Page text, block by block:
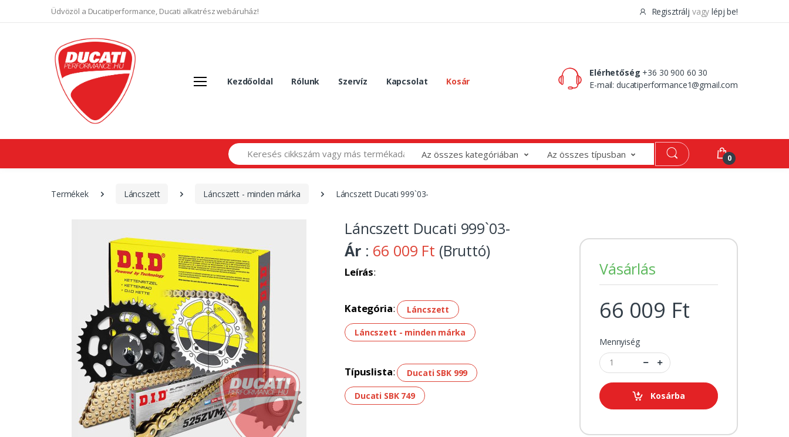
Üdvözöl a Ducatiperformance, Ducati alkatrész webáruház! Regisztrálj vagy lépj be!
Kezdőoldal Rólunk Szervíz Kapcsolat Kosár
Elérhetőség +36 30 900 60 30
E-mail:ducatiperformance1@gmail.com
Search
Az összes kategóriában Az összes típusban 0
Termékek Láncszett Láncszett - minden márka Láncszett Ducati 999`03-
Láncszett Ducati 999`03-
Ár : 66 009 Ft (Bruttó)
Leírás:
Kategória: Láncszett
Láncszett - minden márka
Típuslista: Ducati SBK 999
Ducati SBK 749
Vásárlás
66 009 Ft
Mennyiség
Kosárba